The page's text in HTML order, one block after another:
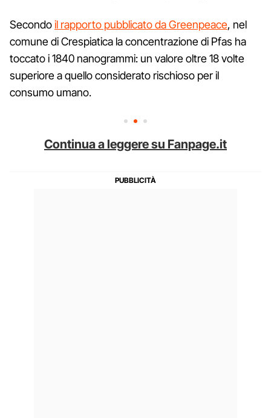
Secondoil rapporto pubblicato da Greenpeace, nel
comune di Crespiatica la concentrazione di Pfas ha
toccato i 1840 nanogrammi: un valore oltre 18 volte
superiore a quello considerato rischioso per il
consumo umano.
Continua a leggere su Fanpage.it